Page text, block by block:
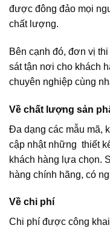
được đông đảo mọi
chất lượng.
Bên cạnh đó, đơn vị
sát tận nơi cho khách
chuyên nghiệp cùng
Về chất lượng sản
Đa dạng các mẫu mã,
cập nhật những thiết
khách hàng lựa chọn.
hàng chính hãng, có
Về chi phí
Chi phí được công